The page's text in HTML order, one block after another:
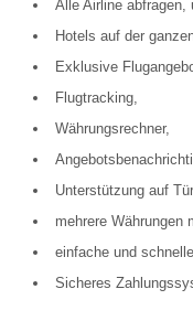
Alle Airline abfragen,
Hotels auf der
Exklusive
Flugtracking,
Währungsrechner,
Unterstützung auf
mehrere Währungen
einfache und
Sicheres